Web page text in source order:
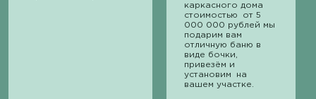
каркасного дома
стоимостью от 5
000 000 рублей мы
подарим вам
отличную баню в
виде бочки,
привезём и
установим на
вашем участке.